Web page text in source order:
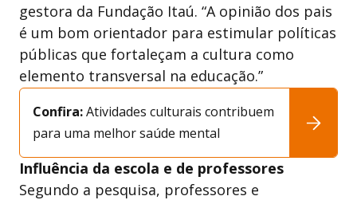
gestora da Fundação Itaú. “A opinião dos pais
é um bom orientador para estimular políticas
públicas que fortaleçam a cultura como
elemento transversal na educação.”
Confira:Atividades culturais contribuem
para uma melhor saúde mental
Influência da escola e de professores
Segundo a pesquisa, professores e